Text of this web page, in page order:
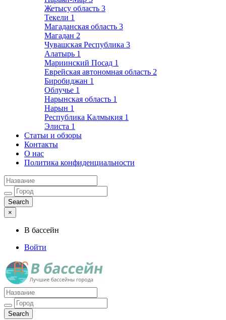
Жетысу область 3
Текели 1
Магаданская область 3
Магадан 2
Чувашская Республика 3
Алатырь 1
Мариинский Посад 1
Еврейская автономная область 2
Биробиджан 1
Облучье 1
Нарынская область 1
Нарын 1
Республика Калмыкия 1
Элиста 1
Статьи и обзоры
Контакты
О нас
Политика конфиденциальности
×
В бассейн
Войти
Лучшие бассейны города